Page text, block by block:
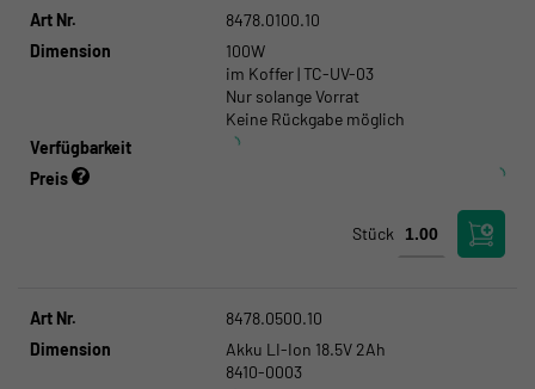
Art Nr.
8478.0100.10
Dimension
100W
im Koffer | TC-UV-03
Nur solange Vorrat
Keine Rückgabe möglich
Verfügbarkeit
Preis
Stück
Art Nr.
8478.0500.10
Dimension
Akku LI-Ion 18.5V 2Ah
8410-0003